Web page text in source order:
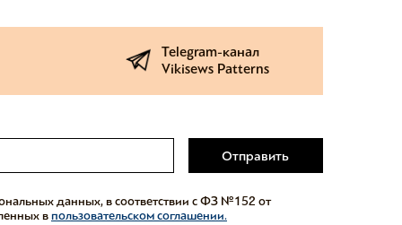
Telegram-канал
Vikisews Patterns
Отправить
данных, в соответствии с ФЗ №152 от
впользовательском соглашении.